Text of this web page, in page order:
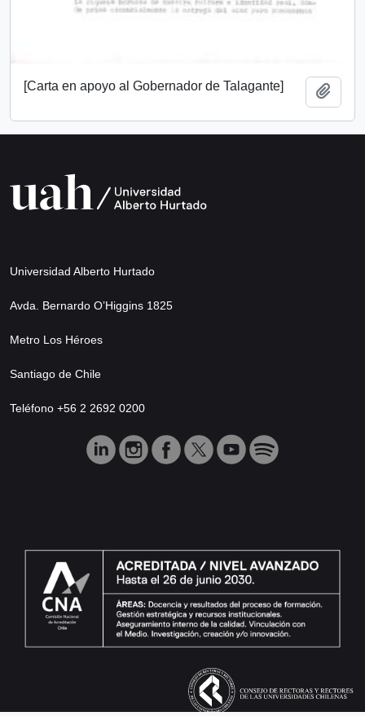
[Carta en apoyo al Gobernador de Talagante]
Universidad Alberto Hurtado
Avda. Bernardo O’Higgins 1825
Metro Los Héroes
Santiago de Chile
Teléfono +56 2 2692 0200